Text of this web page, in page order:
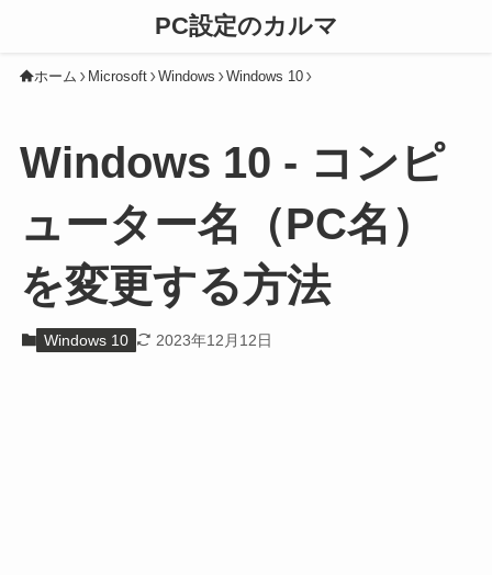
PC設定のカルマ
ホーム Microsoft Windows Windows 10
Windows 10 - コンピ
ューター名（PC名）
を変更する方法
Windows 10 2023年12月12日